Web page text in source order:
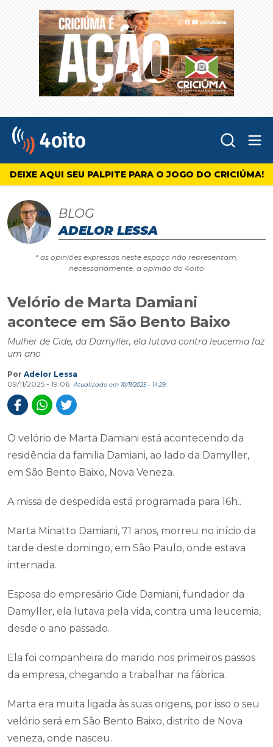
4oito
DEIXE AQUI SEU PALPITE PARA O JOGO DO CRICIÚMA!
BLOG
ADELOR LESSA
* as opiniões expressas neste espaço não representam,
necessariamente, a opinião do 4oito
Velório de Marta Damiani
acontece em São Bento Baixo
Mulher de Cide, da Damyller, ela lutava contra leucemia faz
um ano
Por Adelor Lessa
09/11/2025 - 19:06
Atualizado em 10/11/2025 - 14:29
O velório de Marta Damiani está acontecendo da
residência da familia Damiani, ao lado da Damyller,
em São Bento Baixo, Nova Veneza.
A missa de despedida está programada para 16h..
Marta Minatto Damiani, 71 anos, morreu no início da
tarde deste domingo, em São Paulo, onde estava
internada.
Esposa do empresário Cide Damiani, fundador da
Damyller, ela lutava pela vida, contra uma leucemia,
desde o ano passado.
Ela foi companheira do marido nos primeiros passos
da empresa, chegando a trabalhar na fábrica.
Marta era muita ligada às suas origens, por isso o seu
velório será em São Bento Baixo, distrito de Nova
veneza, onde nasceu.